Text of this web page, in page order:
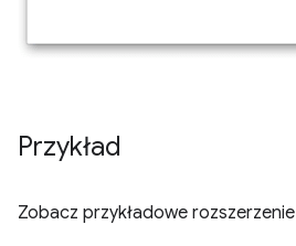
Przykład
Zobacz przykładowe rozszerzenie